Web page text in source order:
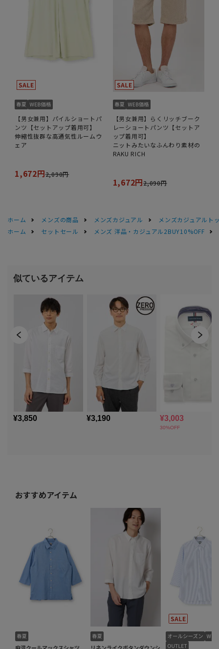
【男女兼用】パイルショートパ
ンツ【セットアップ着用可】
伸縮性抜群な高通気性ルームウ
ェア
1,672円2,090円
【男女兼用】らくリッチブーク
レーショートパンツ【セットア
ップ着用可】
ニットみたいなふんわり素材の
RAKU RICH
1,672円2,090円
ホーム メンズの商品 メンズカジュアル
メンズカジュアルト
ホーム
セットセール メンズ 洋品・カジュアル2BUY10%OFF